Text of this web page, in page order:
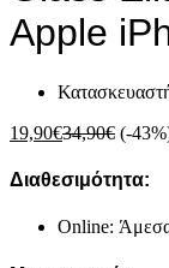
Apple
19,90€34,90€ (-
Διαθεσιμότητα:
Online: Άμεσα